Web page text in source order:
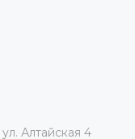
ул. Алтайская 4